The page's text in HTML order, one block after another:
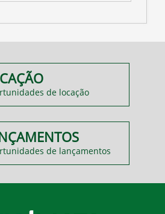
de locação
de lançamentos